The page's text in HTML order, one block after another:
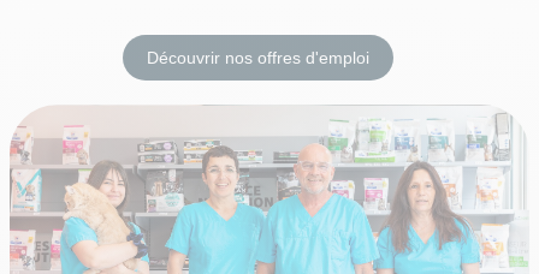
Découvrir nos offres d'emploi